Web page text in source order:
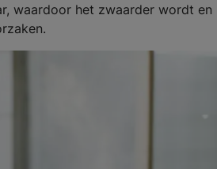
waardoor het zwaarder wordt en